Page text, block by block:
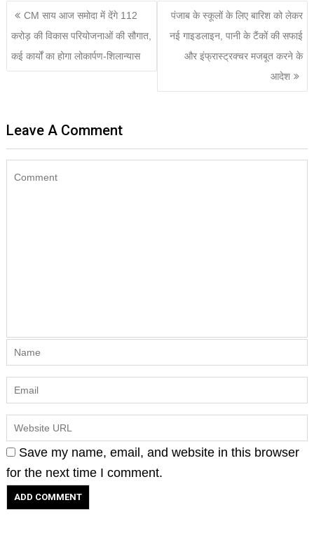
CM साय आज समोदा में देंगे 112
करोड़ की विकास परियोजनाओं की सौगात,
कई कार्यों का होगा लोकार्पण-शिलान्यास
पंजाब के स्कूलों के लिए बारिश को लेकर
नई गाइडलाइन, पानी के टैंकों की सफाई
और इंफ्रास्ट्रक्चर मजबूत करने के
आदेश
Leave A Comment
Save my name, email, and website in this browser
for the next time I comment.